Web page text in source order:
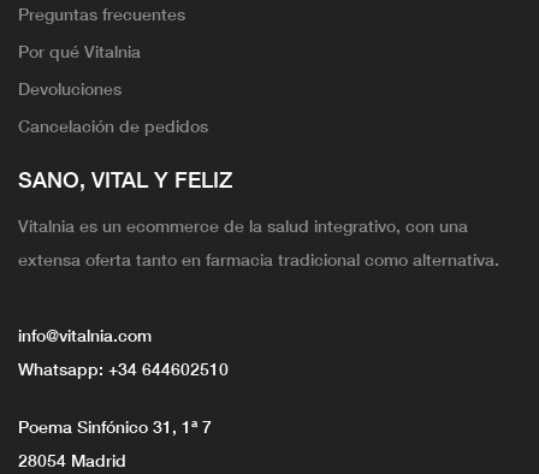
Preguntas frecuentes
Por qué Vitalnia
Devoluciones
Cancelación de pedidos
SANO, VITAL Y FELIZ
Vitalnia es un ecommerce de la salud integrativo, con una
extensa oferta tanto en farmacia tradicional como alternativa.
info@vitalnia.com
Whatsapp: +34 644602510
Poema Sinfónico 31, 1ª 7
28054 Madrid